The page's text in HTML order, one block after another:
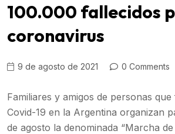
100.000 fallecidos
coronavirus
9 de agosto de 2021 0 Comments
Familiares y amigos de personas
Covid-19 en la Argentina organizan
de agosto la denominada “Marcha